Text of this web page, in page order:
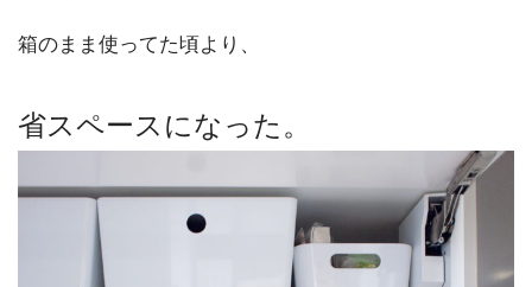
箱のまま使ってた頃より、
省スペースになった。